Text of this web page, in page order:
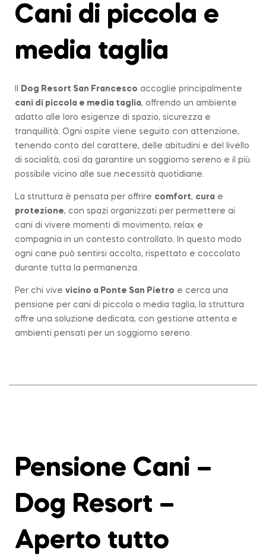
Cani di piccola e
media taglia
Dog Resort San Francesco accoglie principalmente
cani di piccola e media taglia, offrendo un ambiente
adatto alle loro esigenze di spazio, sicurezza e
tranquillità. Ogni ospite viene seguito con attenzione,
tenendo conto del carattere, delle abitudini e del livello
di socialità, così da garantire un soggiorno sereno e il più
possibile vicino alle sue necessità quotidiane.
La struttura è pensata per offrire comfort, cura e
protezione, con spazi organizzati per permettere ai
cani di vivere momenti di movimento, relax e
compagnia in un contesto controllato. In questo modo
ogni cane può sentirsi accolto, rispettato e coccolato
durante tutta la permanenza.
Per chi vive vicino a Ponte San Pietro e cerca una
pensione per cani di piccola o media taglia, la struttura
offre una soluzione dedicata, con gestione attenta e
ambienti pensati per un soggiorno sereno.
Pensione Cani –
Dog Resort –
Aperto tutto